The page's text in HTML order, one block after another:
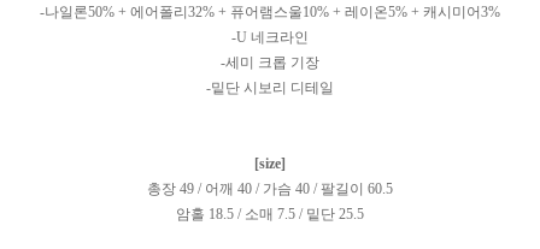
-나일론50% + 에어폴리32% + 퓨어램스울10% + 레이온5% + 캐시미어3%
-U 네크라인
-세미 크롭 기장
-밑단 시보리 디테일
[size]
총장 49 / 어깨 40 / 가슴 40 / 팔길이 60.5
암홀 18.5 / 소매 7.5 / 밑단 25.5